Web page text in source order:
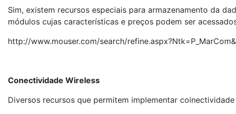
Sim, existem recursos especiais para armazenamento da
módulos cujas características e preços podem ser
http://www.mouser.com/search/
Conectividade Wireless
Diversos recursos que permitem implementar